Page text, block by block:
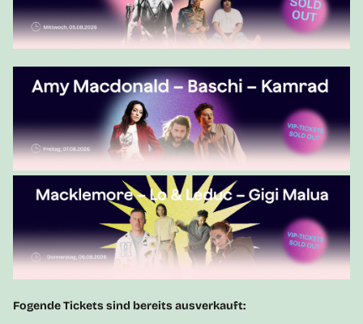
Fogende Tickets sind bereits ausverkauft: